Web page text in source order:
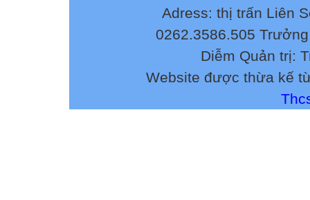
Adress: thị trấn Liên
0262.3586.505
Diễm Quản trị:
Website được thừa kế